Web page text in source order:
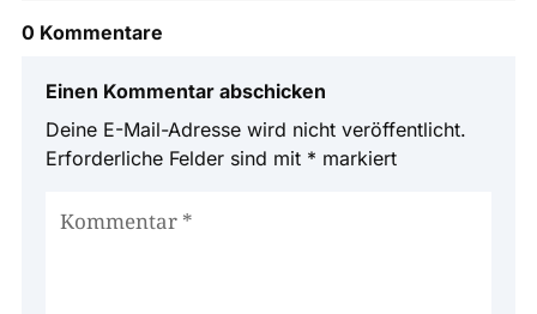
0 Kommentare
Einen Kommentar abschicken
Deine E-Mail-Adresse wird nicht veröffentlicht.
Erforderliche Felder sind mit * markiert